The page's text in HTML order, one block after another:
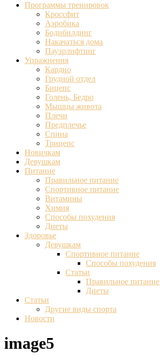
Программы тренировок
Кроссфит
Аэробика
Бодибилдинг
Накачаться дома
Пауэрлифтинг
Упражнения
Кардио
Грудной отдел
Бицепс
Голень, Бедро
Мышцы живота
Плечи
Предплечье
Спина
Трицепс
Новичкам
Девушкам
Питание
Правильное питание
Спортивное питание
Витамины
Химия
Способы похудения
Диеты
Здоровье
Девушкам
Спортивное питание
Способы похудения
Статьи
Правильное питание
Диеты
Статьи
Другие виды спорта
Новости
image5